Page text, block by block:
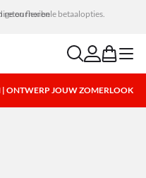
en flexibele betaalopties.
searchaccount
bag menu
| ONTWERP JOUW ZOMERLOOK